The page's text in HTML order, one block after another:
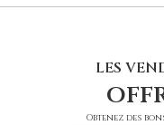
LES
Obtenez des